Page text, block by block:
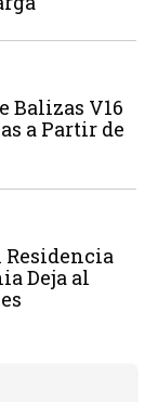
Balizas V16
a Partir de
Residencia
Deja al